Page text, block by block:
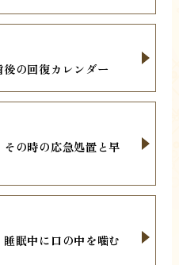
の回復カレンダー
の時の応急処置と早
睡眠中に口の中を噛む